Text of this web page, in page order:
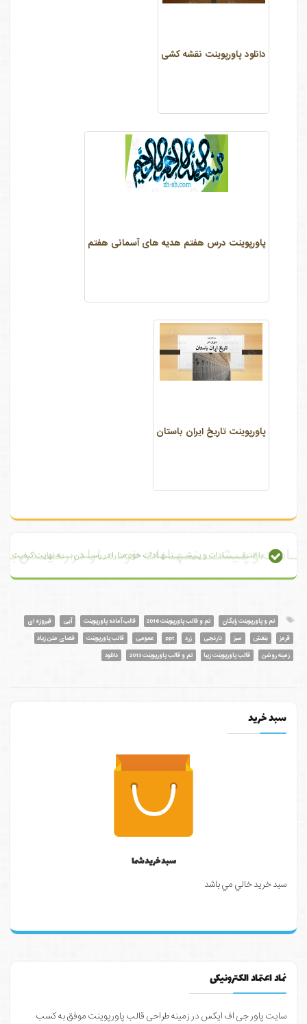
دانلود پاورپوینت نقشه کشی
پاورپوینت درس هفتم هدیه های آسمانی هفتم
پاورپوینت تاریخ ایران باستان
با انتـقــــــادات و پـیشــــنــهـادات خود مـا را در رسیــدن بـــه
تم و پاورپوینت رایگان تم و قالب پاورپوینت 2016 قالب آماده پاورپوینت آبی
فیروزه ای
قرمز
بنفش سبز نارنجی زرد ppt عمومی قالب پاورپوینت
فضای متن زیاد
زمینه روشن
قالب پاورپوینت زیبا تم و قالب پاورپوینت 2013 دانلود
سبد خرید
سبد خرید شما
سبد خرید خالي مي باشد
نماد اعتماد الکترونیکی
سایت پاور جی اف ایکس در زمینه طراحی قالب پاورپوینت موفق به کسب